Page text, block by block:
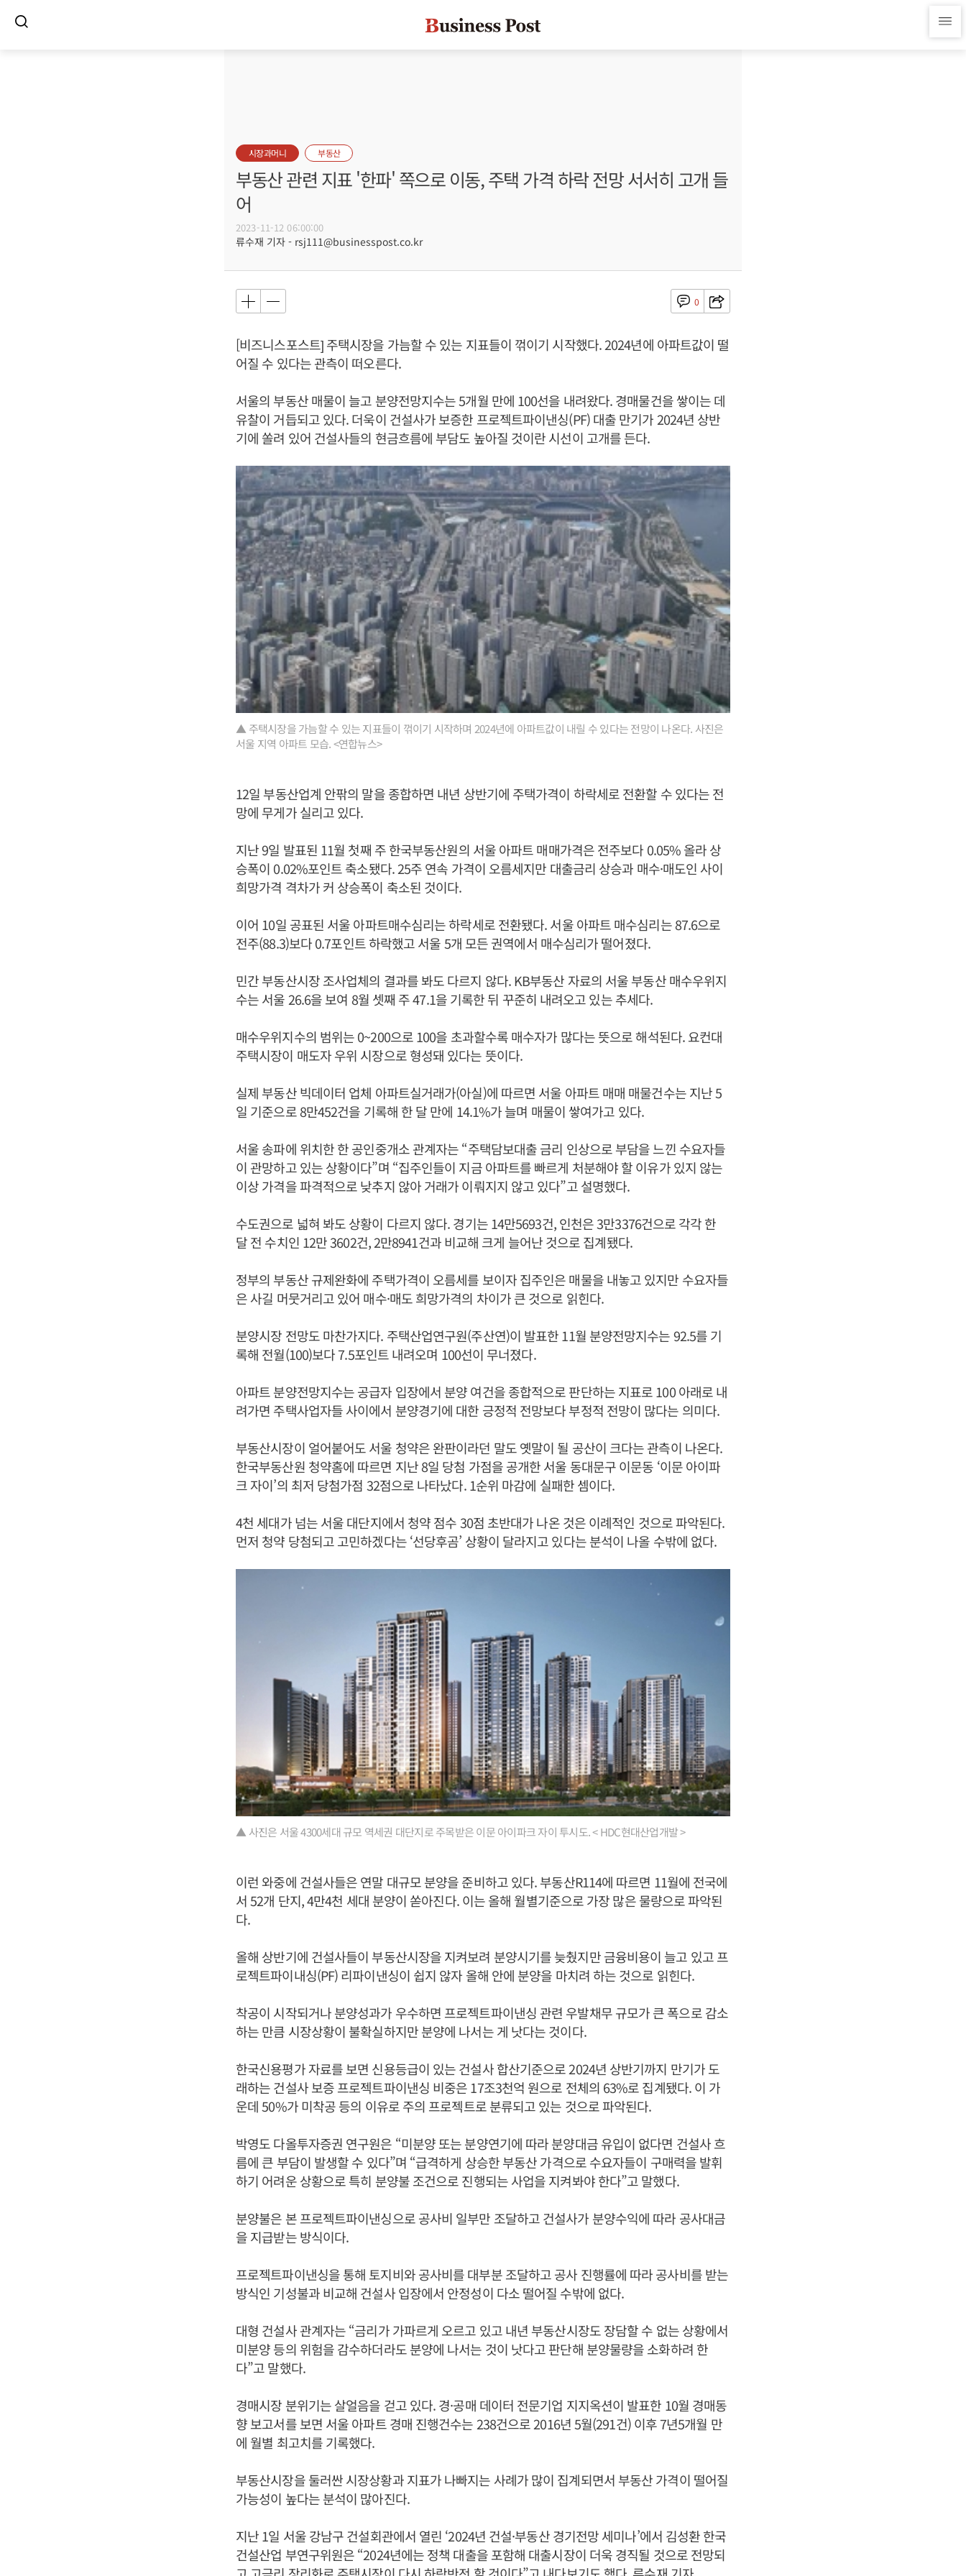
시장과머니 부동산
부동산 관련 지표 '한파' 쪽으로 이동, 주택 가격 하락 전망 서서히 고개 들
어
2023-11-12 06:00:00
류수재 기자 - rsj111@businesspost.co.kr
0
[비즈니스포스트] 주택시장을 가늠할 수 있는 지표들이 꺾이기 시작했다. 2024년에 아파트값이 떨
어질 수 있다는 관측이 떠오른다.
서울의 부동산 매물이 늘고 분양전망지수는 5개월 만에 100선을 내려왔다. 경매물건을 쌓이는 데
유찰이 거듭되고 있다. 더욱이 건설사가 보증한 프로젝트파이낸싱(PF) 대출 만기가 2024년 상반
기에 쏠려 있어 건설사들의 현금흐름에 부담도 높아질 것이란 시선이 고개를 든다.
▲ 주택시장을 가늠할 수 있는 지표들이 꺾이기 시작하며 2024년에 아파트값이 내릴 수 있다는 전망이 나온다. 사진은
서울 지역 아파트 모습. <연합뉴스>
12일 부동산업계 안팎의 말을 종합하면 내년 상반기에 주택가격이 하락세로 전환할 수 있다는 전
망에 무게가 실리고 있다.
지난 9일 발표된 11월 첫째 주 한국부동산원의 서울 아파트 매매가격은 전주보다 0.05% 올라 상
승폭이 0.02%포인트 축소됐다. 25주 연속 가격이 오름세지만 대출금리 상승과 매수·매도인 사이
희망가격 격차가 커 상승폭이 축소된 것이다.
이어 10일 공표된 서울 아파트매수심리는 하락세로 전환됐다. 서울 아파트 매수심리는 87.6으로
전주(88.3)보다 0.7포인트 하락했고 서울 5개 모든 권역에서 매수심리가 떨어졌다.
민간 부동산시장 조사업체의 결과를 봐도 다르지 않다. KB부동산 자료의 서울 부동산 매수우위지
수는 서울 26.6을 보여 8월 셋째 주 47.1을 기록한 뒤 꾸준히 내려오고 있는 추세다.
매수우위지수의 범위는 0~200으로 100을 초과할수록 매수자가 많다는 뜻으로 해석된다. 요컨대
주택시장이 매도자 우위 시장으로 형성돼 있다는 뜻이다.
실제 부동산 빅데이터 업체 아파트실거래가(아실)에 따르면 서울 아파트 매매 매물건수는 지난 5
일 기준으로 8만452건을 기록해 한 달 만에 14.1%가 늘며 매물이 쌓여가고 있다.
서울 송파에 위치한 한 공인중개소 관계자는 “주택담보대출 금리 인상으로 부담을 느낀 수요자들
이 관망하고 있는 상황이다”며 “집주인들이 지금 아파트를 빠르게 처분해야 할 이유가 있지 않는
이상 가격을 파격적으로 낮추지 않아 거래가 이뤄지지 않고 있다”고 설명했다.
수도권으로 넓혀 봐도 상황이 다르지 않다. 경기는 14만5693건, 인천은 3만3376건으로 각각 한
달 전 수치인 12만 3602건, 2만8941건과 비교해 크게 늘어난 것으로 집계됐다.
정부의 부동산 규제완화에 주택가격이 오름세를 보이자 집주인은 매물을 내놓고 있지만 수요자들
은 사길 머뭇거리고 있어 매수·매도 희망가격의 차이가 큰 것으로 읽힌다.
분양시장 전망도 마찬가지다. 주택산업연구원(주산연)이 발표한 11월 분양전망지수는 92.5를 기
록해 전월(100)보다 7.5포인트 내려오며 100선이 무너졌다.
아파트 분양전망지수는 공급자 입장에서 분양 여건을 종합적으로 판단하는 지표로 100 아래로 내
려가면 주택사업자들 사이에서 분양경기에 대한 긍정적 전망보다 부정적 전망이 많다는 의미다.
부동산시장이 얼어붙어도 서울 청약은 완판이라던 말도 옛말이 될 공산이 크다는 관측이 나온다.
한국부동산원 청약홈에 따르면 지난 8일 당첨 가점을 공개한 서울 동대문구 이문동 ‘이문 아이파
크 자이’의 최저 당첨가점 32점으로 나타났다. 1순위 마감에 실패한 셈이다.
4천 세대가 넘는 서울 대단지에서 청약 점수 30점 초반대가 나온 것은 이례적인 것으로 파악된다.
먼저 청약 당첨되고 고민하겠다는 ‘선당후곰’ 상황이 달라지고 있다는 분석이 나올 수밖에 없다.
▲ 사진은 서울 4300세대 규모 역세권 대단지로 주목받은 이문 아이파크 자이 투시도. < HDC현대산업개발 >
이런 와중에 건설사들은 연말 대규모 분양을 준비하고 있다. 부동산R114에 따르면 11월에 전국에
서 52개 단지, 4만4천 세대 분양이 쏟아진다. 이는 올해 월별기준으로 가장 많은 물량으로 파악된
다.
올해 상반기에 건설사들이 부동산시장을 지켜보려 분양시기를 늦췄지만 금융비용이 늘고 있고 프
로젝트파이내싱(PF) 리파이낸싱이 쉽지 않자 올해 안에 분양을 마치려 하는 것으로 읽힌다.
착공이 시작되거나 분양성과가 우수하면 프로젝트파이낸싱 관련 우발채무 규모가 큰 폭으로 감소
하는 만큼 시장상황이 불확실하지만 분양에 나서는 게 낫다는 것이다.
한국신용평가 자료를 보면 신용등급이 있는 건설사 합산기준으로 2024년 상반기까지 만기가 도
래하는 건설사 보증 프로젝트파이낸싱 비중은 17조3천억 원으로 전체의 63%로 집계됐다. 이 가
운데 50%가 미착공 등의 이유로 주의 프로젝트로 분류되고 있는 것으로 파악된다.
박영도 다올투자증권 연구원은 “미분양 또는 분양연기에 따라 분양대금 유입이 없다면 건설사 흐
름에 큰 부담이 발생할 수 있다”며 “급격하게 상승한 부동산 가격으로 수요자들이 구매력을 발휘
하기 어려운 상황으로 특히 분양불 조건으로 진행되는 사업을 지켜봐야 한다”고 말했다.
분양불은 본 프로젝트파이낸싱으로 공사비 일부만 조달하고 건설사가 분양수익에 따라 공사대금
을 지급받는 방식이다.
프로젝트파이낸싱을 통해 토지비와 공사비를 대부분 조달하고 공사 진행률에 따라 공사비를 받는
방식인 기성불과 비교해 건설사 입장에서 안정성이 다소 떨어질 수밖에 없다.
대형 건설사 관계자는 “금리가 가파르게 오르고 있고 내년 부동산시장도 장담할 수 없는 상황에서
미분양 등의 위험을 감수하더라도 분양에 나서는 것이 낫다고 판단해 분양물량을 소화하려 한
다”고 말했다.
경매시장 분위기는 살얼음을 걷고 있다. 경·공매 데이터 전문기업 지지옥션이 발표한 10월 경매동
향 보고서를 보면 서울 아파트 경매 진행건수는 238건으로 2016년 5월(291건) 이후 7년5개월 만
에 월별 최고치를 기록했다.
부동산시장을 둘러싼 시장상황과 지표가 나빠지는 사례가 많이 집계되면서 부동산 가격이 떨어질
가능성이 높다는 분석이 많아진다.
지난 1일 서울 강남구 건설회관에서 열린 ‘2024년 건설·부동산 경기전망 세미나’에서 김성환 한국
건설산업 부연구위원은 “2024년에는 정책 대출을 포함해 대출시장이 더욱 경직될 것으로 전망되